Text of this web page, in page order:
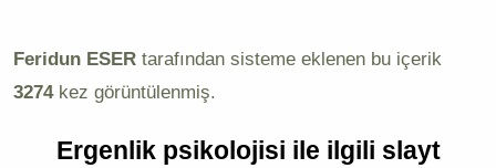
Feridun ESER tarafından sisteme eklenen bu içerik
3274kez görüntülenmiş.
Ergenlik psikolojisi ile ilgili slayt